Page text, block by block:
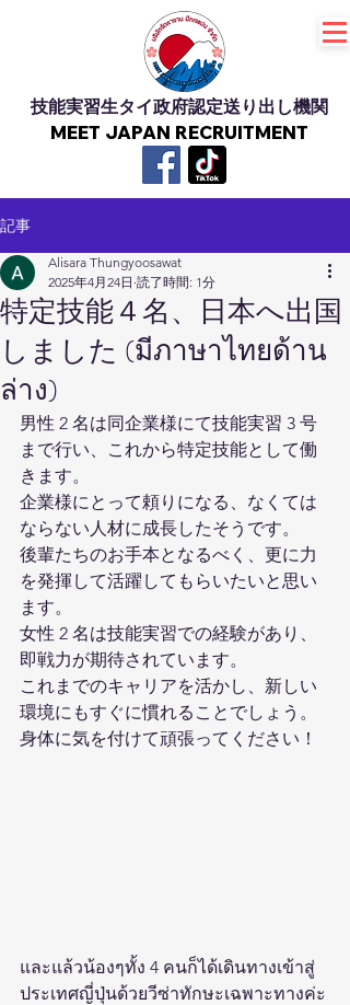
MEET JAPAN RECRUITMENT
技能実習生タイ政府認定送り出し機関
記事
特定技能４名、日本へ出国
しました (มีภาษาไทย​ด้าน
ล่าง)
Alisara Thungyoosawat
2025年4月24日 読了時間: 1分
男性 2 名は同企業様にて技能実習 3 号
まで行い、これから特定技能として働
きます。
企業様にとって頼りになる、なくては
ならない人材に成長したそうです。
後輩たちのお手本となるべく、更に力
を発揮して活躍してもらいたいと思い
ます。
女性 2 名は技能実習での経験があり、
即戦力が期待されています。
これまでのキャリアを活かし、新しい
環境にもすぐに慣れることでしょう。
身体に気を付けて頑張ってください！
และแล้วน้องๆทั้ง 4 คนก็ได้เดินทางเข้าสู่
ประเทศ​ญี่ปุ่น​ด้วยวีซ่าทักษะเฉพาะทางค่ะ